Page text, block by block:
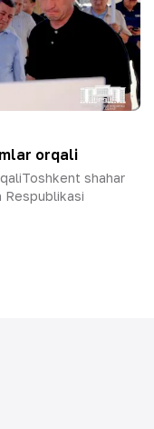
orqali
shahar
Respublikasi